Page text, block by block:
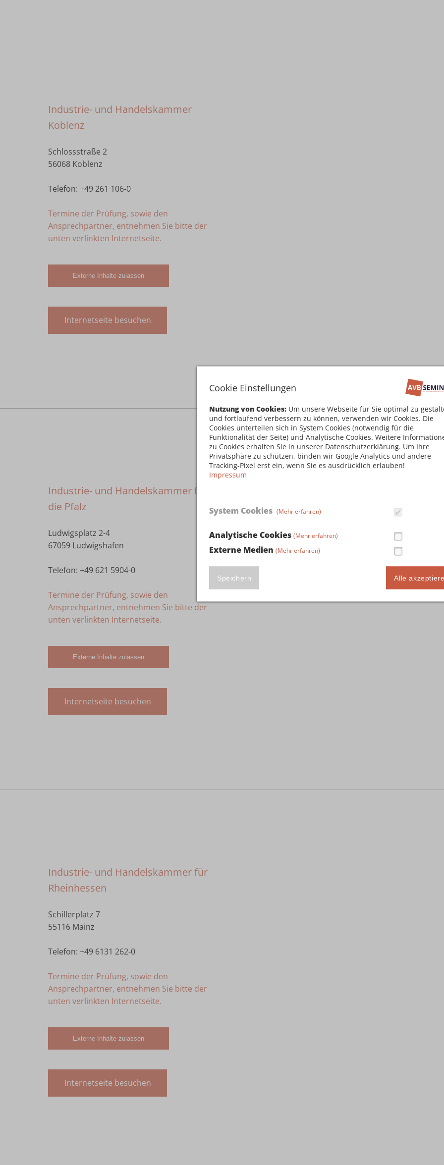
Cookie Einstellungen
Nutzung von Cookies: Um unsere Webseite für Sie optimal zu
und fortlaufend verbessern zu können, verwenden wir Cookies. Die
Cookies unterteilen sich in System Cookies (notwendig für die
Funktionalität der Seite) und Analytische Cookies. Weitere
zu Cookies erhalten Sie in unserer Datenschutzerklärung. Um Ihre
Privatsphäre zu schützen, binden wir Google Analytics und andere
Tracking-Pixel erst ein, wenn Sie es ausdrücklich erlauben!
Impressum
System Cookies (Mehr erfahren)
Analytische Cookies (Mehr erfahren)
Externe Medien (Mehr erfahren)
Speichern Alle
Industrie- und Handelskammer
Koblenz
Schlossstraße 2
56068 Koblenz
Telefon: +49 261 106-0
Termine der Prüfung, sowie den
Ansprechpartner, entnehmen Sie bitte der
unten verlinkten Internetseite.
Externe Inhalte zulassen
Internetseite besuchen
Industrie- und Handelskammer für
die Pfalz
Ludwigsplatz 2-4
67059 Ludwigshafen
Telefon: +49 621 5904-0
Termine der Prüfung, sowie den
Ansprechpartner, entnehmen Sie bitte der
unten verlinkten Internetseite.
Externe Inhalte zulassen
Internetseite besuchen
Industrie- und Handelskammer für
Rheinhessen
Schillerplatz 7
55116 Mainz
Telefon: +49 6131 262-0
Termine der Prüfung, sowie den
Ansprechpartner, entnehmen Sie bitte der
unten verlinkten Internetseite.
Externe Inhalte zulassen
Internetseite besuchen